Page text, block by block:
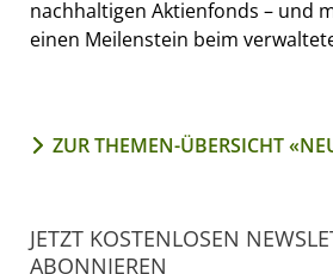
nachhaltigen Aktienfonds – und
einen Meilenstein beim
ZUR THEMEN-ÜBERSICHT
JETZT KOSTENLOSEN
ABONNIEREN